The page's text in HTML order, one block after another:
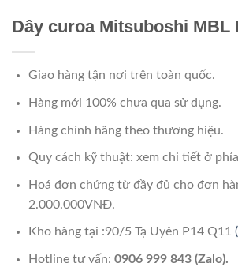
Dây curoa Mitsuboshi MBL
Giao hàng tận nơi trên toàn quốc.
Hàng mới 100% chưa qua sử dụng.
Hàng chính hãng theo thương hiệu.
Quy cách kỹ thuật: xem chi tiết ở
Hoá đơn chứng từ đầy đủ cho đơn
2.000.000VNĐ.
Kho hàng tại :90/5 Tạ Uyên P14 Q11
Hotline tư vấn: 0906 999 843 (Zalo).